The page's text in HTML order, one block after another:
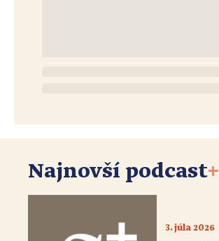
Najnovší podcast+
3. júla 2026